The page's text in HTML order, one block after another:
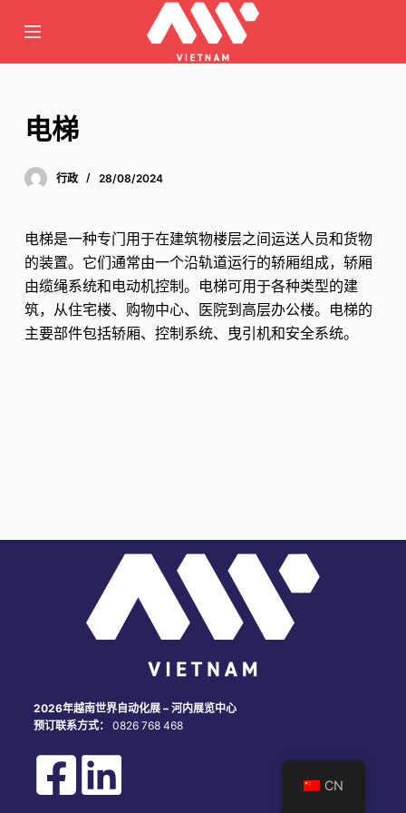
跳
内
电梯
行政 28/08/2024
电梯是一种专门用于在建筑物楼层之间运送人员和货物
的装置。它们通常由一个沿轨道运行的轿厢组成，轿厢
由缆绳系统和电动机控制。电梯可用于各种类型的建
筑，从住宅楼、购物中心、医院到高层办公楼。电梯的
主要部件包括轿厢、控制系统、曳引机和安全系统。
2026年越南世界自动化展 – 河内展览中心
预订联系方式：
0826 768 468
CN